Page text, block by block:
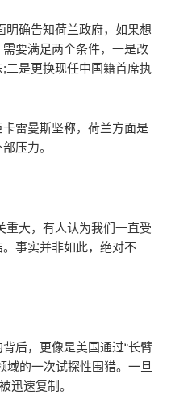
明确告知荷兰政府，如果想
要满足两个条件，一是改
二是更换现任中国籍首席执
雷曼斯坚称，荷兰方面是
压力。
重大，有人认为我们一直受
事实并非如此，绝对不
后，更像是美国通过“长臂
域的一次试探性围猎。一旦
迅速复制。